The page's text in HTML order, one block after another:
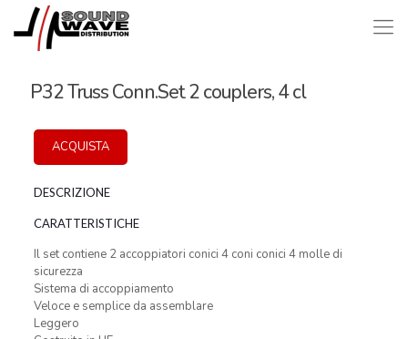
P32 Truss Conn.Set 2 couplers, 4 cl
ACQUISTA
DESCRIZIONE
CARATTERISTICHE
Il set contiene 2 accoppiatori conici 4 coni conici 4 molle di
sicurezza
Sistema di accoppiamento
Veloce e semplice da assemblare
Leggero